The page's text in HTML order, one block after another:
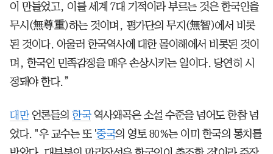
이 만들었고, 이를 세계 7대 기적이라 부르는 것은 한국인을
무시(無尊重)하는 것이며, 평가단의 무지(無智)에서 비롯
된 것이다. 아울러 한국역사에 대한 몰이해에서 비롯된 것이
며, 한국인 민족감정을 매우 손상시키는 일이다. 당연히 시
정돼야 한다.”
대만언론들의 한국역사왜곡은 소설 수준을 넘어도 한참 넘
었다. "우 교수는 또 '중국의 영토 80%는 이미 한국의 통치를